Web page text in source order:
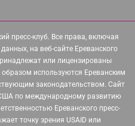
пресс-клуб. Все права, включая
на веб-сайте Ереванского
или лицензированы
используются Ереванским
законодательством. Сайт
по международному развитию
Ереванского пресс-
точку зрения USAID или